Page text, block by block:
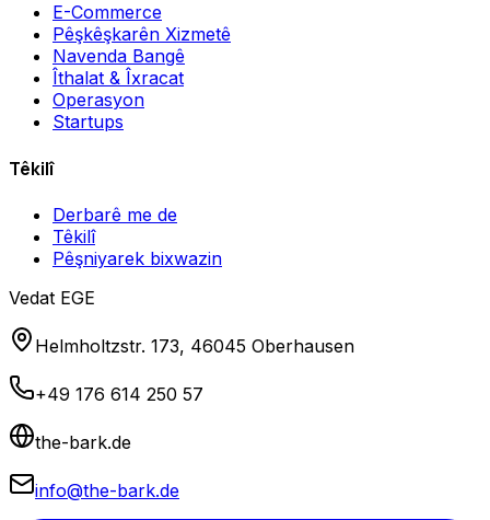
E-Commerce
Pêşkêşkarên Xizmetê
Navenda Bangê
Îthalat & Îxracat
Operasyon
Startups
Têkilî
Derbarê me de
Têkilî
Pêşniyarek bixwazin
Vedat EGE
Helmholtzstr. 173, 46045 Oberhausen
+49 176 614 250 57
the-bark.de
info@the-bark.de